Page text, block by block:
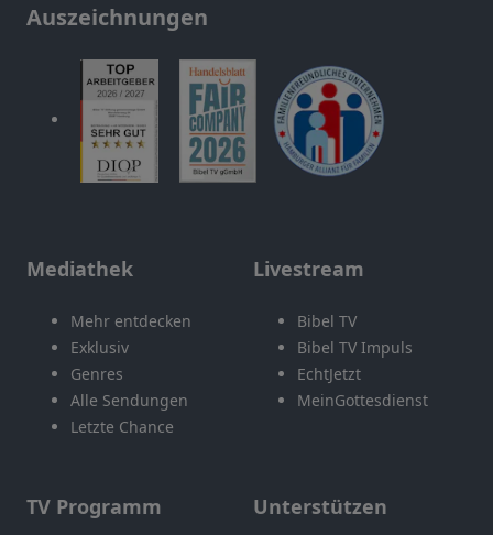
Auszeichnungen
Mediathek
Mehr entdecken
Exklusiv
Genres
Alle Sendungen
Letzte Chance
Livestream
Bibel TV
Bibel TV Impuls
EchtJetzt
MeinGottesdienst
TV Programm Unterstützen